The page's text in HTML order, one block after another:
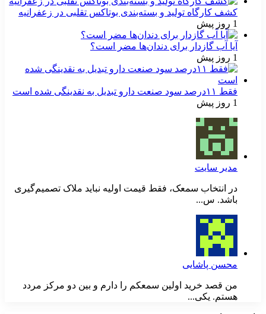
کشف کارگاه تولید و بسته‌بندی بوتاکس تقلبی در زعفرانیه
1 روز پیش
آیا آب گازدار برای دندان‌ها مضر است؟
1 روز پیش
فقط ۱۱‌درصد سود صنعت دارو تبدیل به نقدینگی شده است
1 روز پیش
مدیر سایت
در انتخاب سمعک، فقط قیمت اولیه نباید ملاک تصمیم‌گیری
باشد. س...
محسن پاشایی
من قصد خرید اولین سمعکم را دارم و بین دو مرکز مردد
هستم. یکی...